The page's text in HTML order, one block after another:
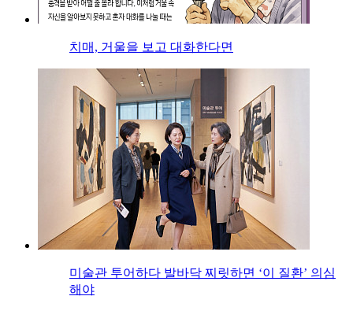
치매, 거울을 보고 대화한다면
미술관 투어하다 발바닥 찌릿하면 ‘이 질환’ 의심
해야